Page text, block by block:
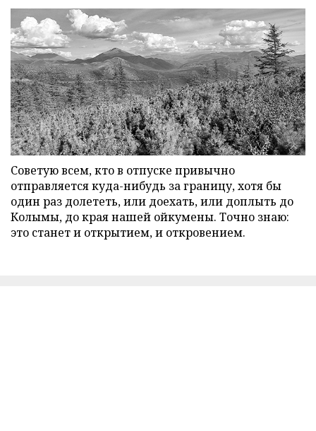
Советую всем, кто в отпуске привычно
отправляется куда-нибудь за границу, хотя бы
один раз долететь, или доехать, или доплыть до
Колымы, до края нашей ойкумены. Точно знаю:
это станет и открытием, и откровением.